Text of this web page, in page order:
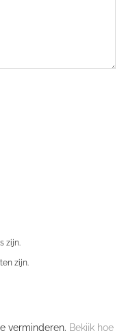
zijn.
zijn.
verminderen. Bekijk hoe